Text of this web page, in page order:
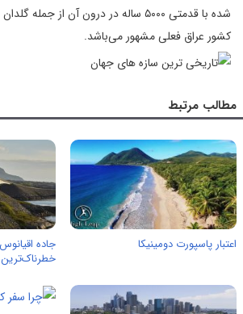
شده با قدمتی ۵۰۰۰ ساله در درون آن از
کشور عراق فعلی مشهور می‌باشد.
مطالب مرتبط
اعتبار پاسپورت دومینیکا
جاده